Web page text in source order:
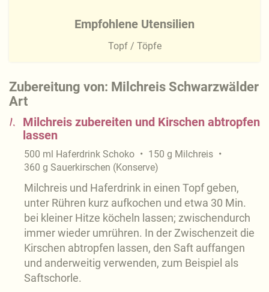
Zubereitung von: Milchreis Schwarzwälder
Art
1. Milchreis zubereiten und Kirschen abtropfen
lassen
500 ml Haferdrink Schoko 150 g Milchreis
360 g Sauerkirschen (Konserve)
Milchreis und Haferdrink in einen Topf geben,
unter Rühren kurz aufkochen und etwa 30 Min.
bei kleiner Hitze köcheln lassen; zwischendurch
immer wieder umrühren. In der Zwischenzeit die
Kirschen abtropfen lassen, den Saft auffangen
und anderweitig verwenden, zum Beispiel als
Saftschorle.
Empfohlene Utensilien
Topf / Töpfe